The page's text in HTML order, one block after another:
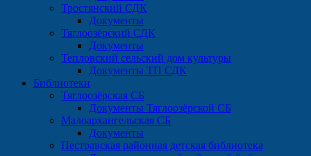
Тростянский СДК
Документы
Тяглоозёрский СДК
Документы
Тепловский сельский дом культуры
Документы ТП СДК
Библиотеки
Тяглоозёрская СБ
Документы Тяглоозёрской СБ
Малоархангельская СБ
Документы
Пестравская районная детская библиотека